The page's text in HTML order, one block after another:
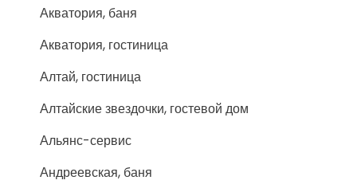
Акватория, баня
Акватория, гостиница
Алтай, гостиница
Алтайские звездочки, гостевой дом
Альянс-сервис
Андреевская, баня